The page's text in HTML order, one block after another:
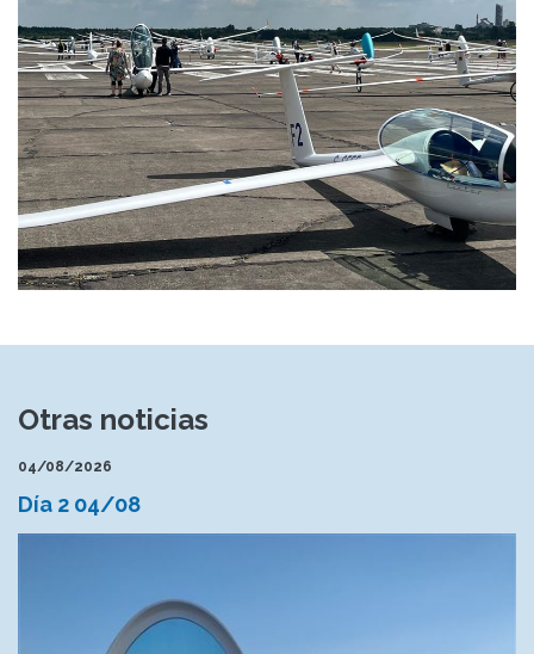
Otras noticias
04/08/2026
Día 2 04/08